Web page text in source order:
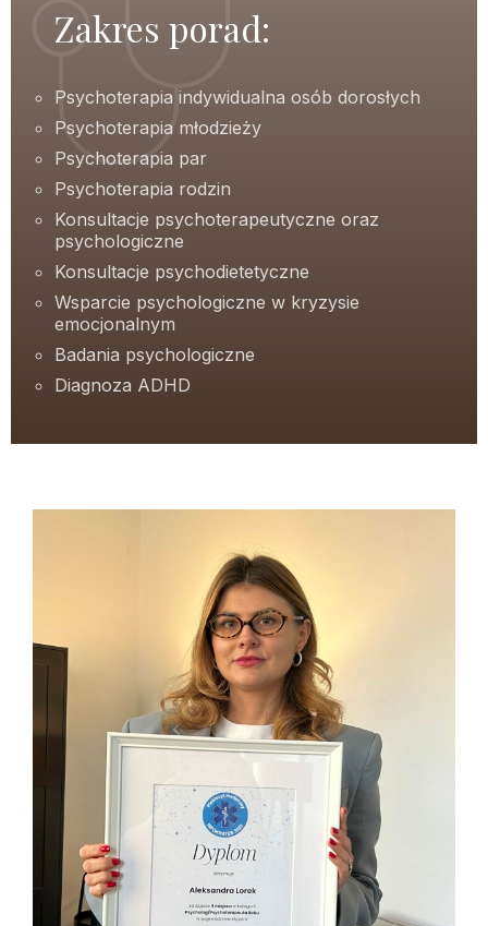
Zakres porad:
Psychoterapia indywidualna osób dorosłych
Psychoterapia młodzieży
Psychoterapia par
Psychoterapia rodzin
Konsultacje psychoterapeutyczne oraz
psychologiczne
Konsultacje psychodietetyczne
Wsparcie psychologiczne w kryzysie
emocjonalnym
Badania psychologiczne
Diagnoza ADHD